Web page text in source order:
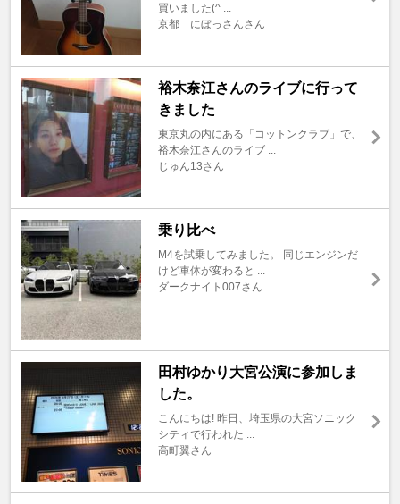
買いました(^ ...
京都 にぼっさんさん
裕木奈江さんのライブに行って
きました
東京丸の内にある「コットンクラブ」で、
裕木奈江さんのライブ ...
じゅん13さん
乗り比べ
M4を試乗してみました。 同じエンジンだ
けど車体が変わると ...
ダークナイト007さん
田村ゆかり大宮公演に参加しま
した。
こんにちは! 昨日、埼玉県の大宮ソニック
シティで行われた ...
高町翼さん